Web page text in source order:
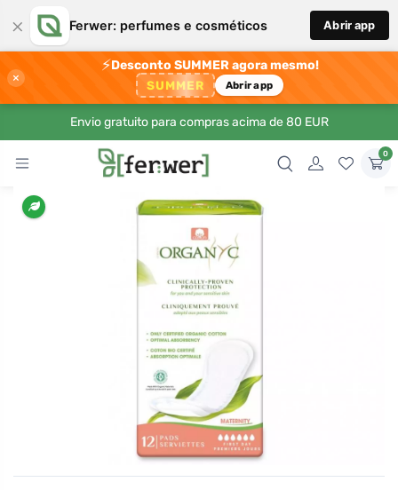
× Ferwer: perfumes e cosméticos Abrir app
×
⚡Desconto SUMMER agora mesmo!
SUMMER Abrir app
Envio gratuito para compras acima de 80 EUR
0